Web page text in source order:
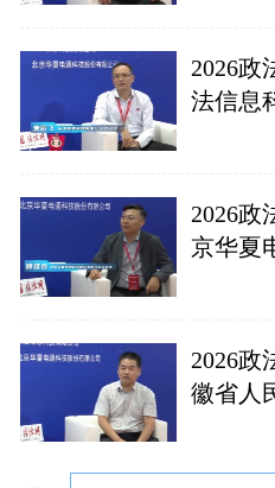
2026政
法信息
2026政
京华夏
2026政
徽省人